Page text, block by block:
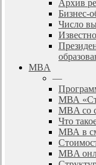
Архив
Бизнес-
Число
MBA
—
МВА
MBA со
Что
МВА в
MBA